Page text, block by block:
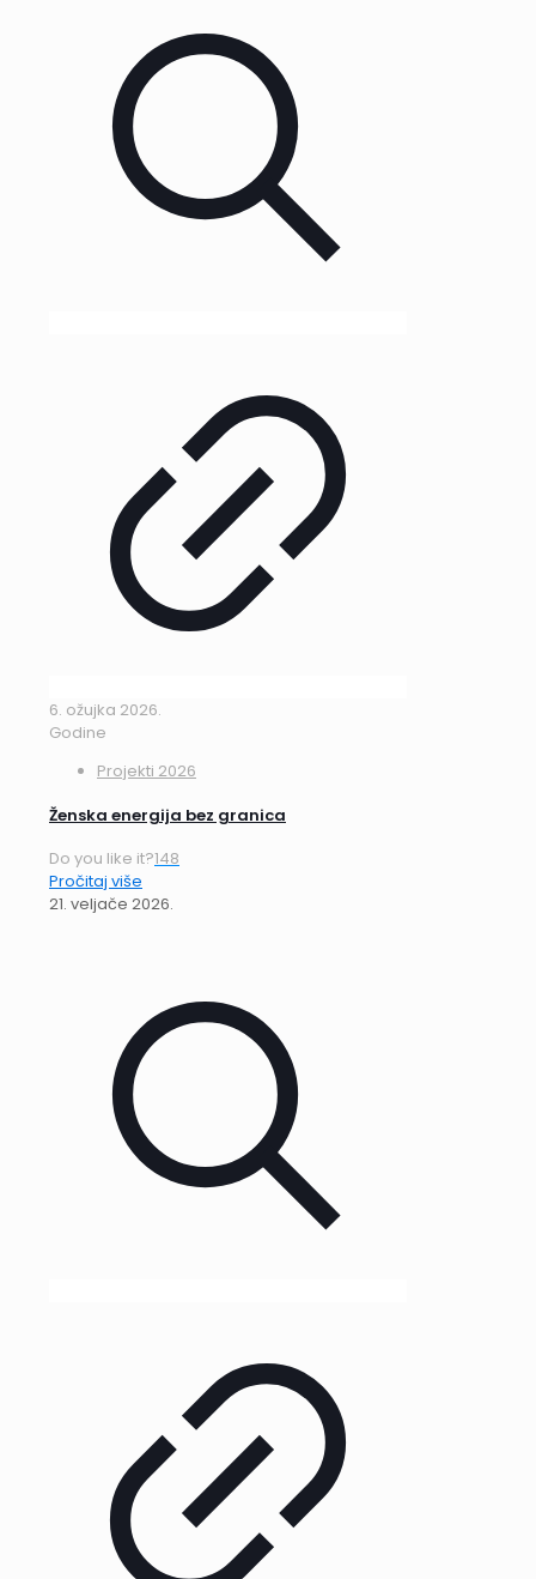
6. ožujka 2026.
Godine
Projekti 2026
Ženska energija bez granica
Do you like it?148
Pročitaj više
21. veljače 2026.